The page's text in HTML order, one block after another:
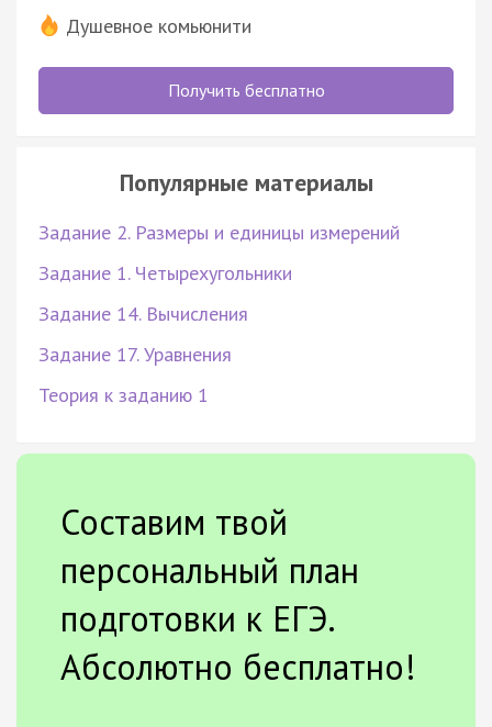
Душевное комьюнити
Получить бесплатно
Популярные материалы
Задание 2. Размеры и единицы измерений
Задание 1. Четырехугольники
Задание 14. Вычисления
Задание 17. Уравнения
Теория к заданию 1
Составим твой
персональный план
подготовки к ЕГЭ.
Абсолютно бесплатно!